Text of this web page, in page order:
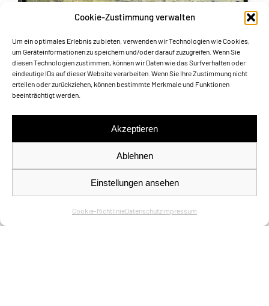
Cookie-Zustimmung verwalten
Um ein optimales Erlebnis zu bieten, verwenden wir Technologien wie Cookies,
um Geräteinformationen zu speichern und/oder darauf zuzugreifen. Wenn Sie
diesen Technologien zustimmen, können wir Daten wie das Surfverhalten oder
eindeutige IDs auf dieser Website verarbeiten. Wenn Sie Ihre Zustimmung nicht
erteilen oder zurückziehen, können bestimmte Merkmale und Funktionen
beeinträchtigt werden.
Akzeptieren
Ablehnen
Einstellungen ansehen
Cookie-RichtlinieDatenschutzImpressum
Malerei Your Content Goes Here 2022